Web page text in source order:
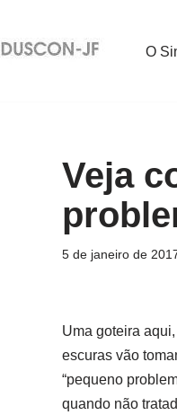
O
Veja
5 de janeiro de
Uma goteira
escuras vão
“pequeno
quando não